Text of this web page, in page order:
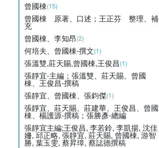
曾國棟(15)
曾國棟 原著、口述；王正芬 整理、補
充
曾國棟、李知昂(2)
何培夫、曾國棟-撰文(1)
張溫雙,莊天賜,曾國棟,王俊昌(1)
張靜宜-主編；張溫雙、莊天賜、曾國
棟、王俊昌-撰稿
張靜宜、曾國棟、張鈞傑(1)
張靜宜、莊天賜、莊建華、王俊昌、曾國
棟、楊護源-撰稿；張勝彥-總編
張靜宜主編;王俊昌, 李若鈴, 李凱揚, 沈佳
姍, 邱正略, 張靜宜, 莊天賜, 曾國棟, 游智
勝, 葉玉雯, 蔡昇璋, 蔡誌德撰稿